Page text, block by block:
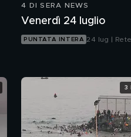
4 DI SERA NEWS
Venerdì 24 luglio
PUNTATA INTERA 24 lug |
3